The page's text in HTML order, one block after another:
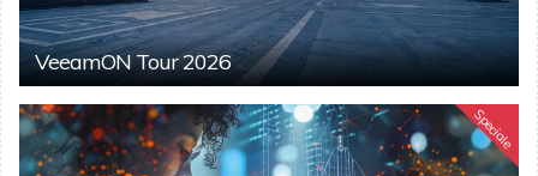
VeeamON Tour 2026
Speciale